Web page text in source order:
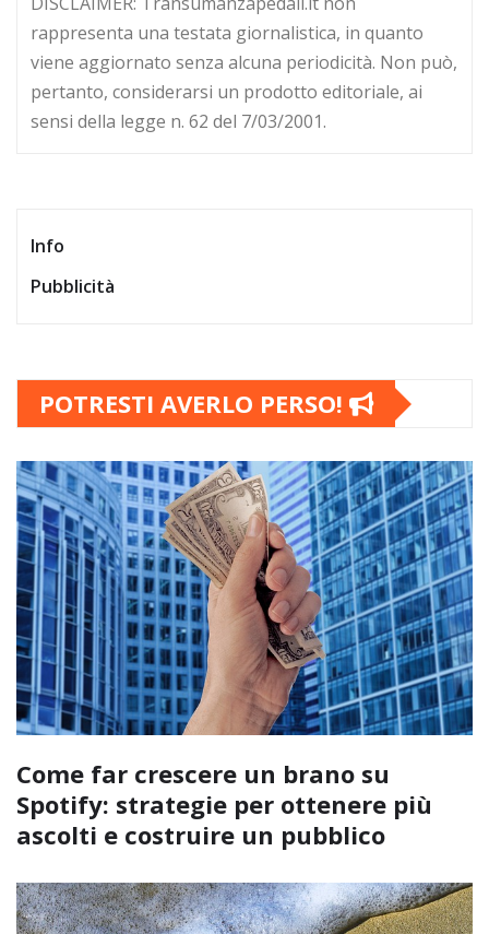
rappresenta una testata giornalistica, in quanto
viene aggiornato senza alcuna periodicità. Non può,
pertanto, considerarsi un prodotto editoriale, ai
sensi della legge n. 62 del 7/03/2001.
Info
Pubblicità
POTRESTI AVERLO PERSO!
Come far crescere un brano su
Spotify: strategie per ottenere più
ascolti e costruire un pubblico